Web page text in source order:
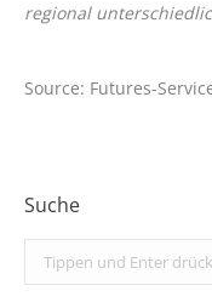
regional
Source: Futures-
Suche
Search: